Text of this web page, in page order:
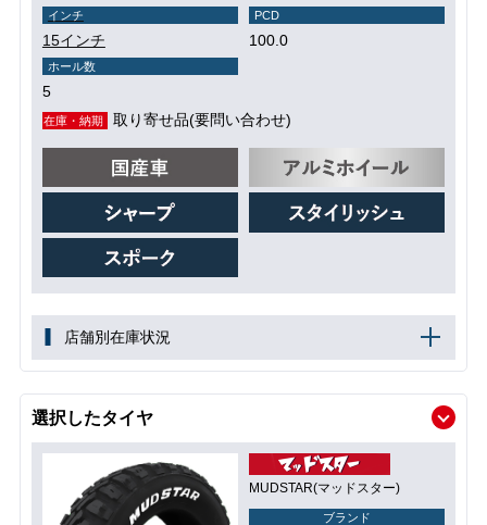
インチ
15インチ
PCD
100.0
ホール数
5
在庫・納期 取り寄せ品(要問い合わせ)
店舗別在庫状況
選択したタイヤ
MUDSTAR(マッドスター)
ブランド